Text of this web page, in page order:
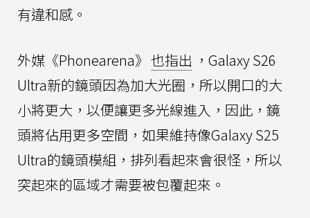
有違和感。
外媒《Phonearena》 也指出 ，Galaxy S26
Ultra新的鏡頭因為加大光圈，所以開口的大
小將更大，以便讓更多光線進入，因此，鏡
頭將佔用更多空間，如果維持像Galaxy S25
Ultra的鏡頭模組，排列看起來會很怪，所以
突起來的區域才需要被包覆起來。